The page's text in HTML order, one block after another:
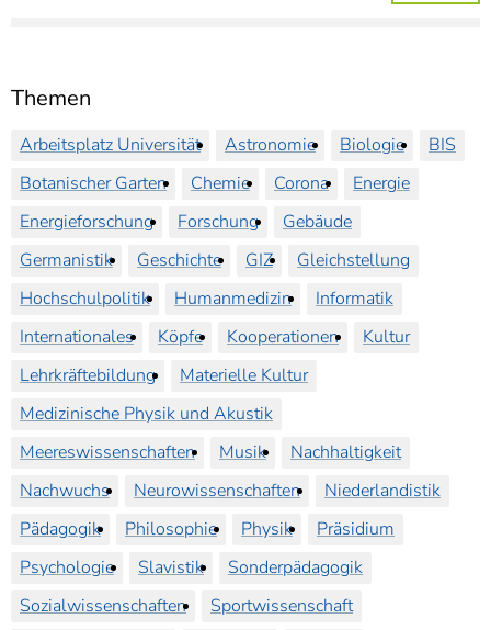
Themen
Arbeitsplatz Universität Astronomie Biologie
BIS
Botanischer Garten
Chemie Corona
Energie
Energieforschung
Forschung
Gebäude
Germanistik
Geschichte GIZ
Gleichstellung
Hochschulpolitik
Humanmedizin
Informatik
Internationales
Köpfe Kooperationen
Kultur
Lehrkräftebildung
Materielle Kultur
Medizinische Physik und Akustik
Meereswissenschaften
Musik
Nachhaltigkeit
Nachwuchs
Neurowissenschaften
Niederlandistik
Pädagogik
Philosophie Physik
Präsidium
Psychologie
Slavistik
Sonderpädagogik
Sozialwissenschaften
Sportwissenschaft